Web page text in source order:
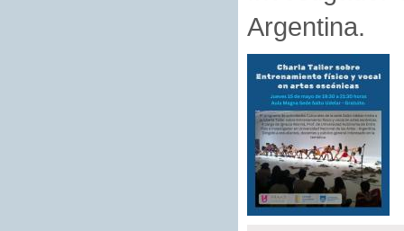
Argentina.